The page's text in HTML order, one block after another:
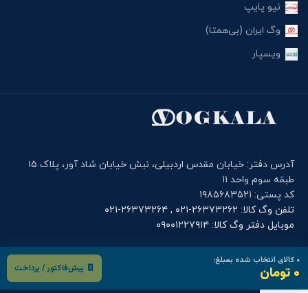
۰ کالای انتخاب شده بمبلغ:
۰ تومان 🧾 پیش‌فاکتور / پرداخت
نیو پایپ
وگ ایران (بی‌همتا)
ویسپار
آدرس دفتر: خیابان مقدس اردبیلی، نبش خیابان شاد آور، پلاک ۱۵
طبقه سوم واحد ۱۱
کد پستی: ۱۹۸۵۶۸۳۵۲۱
تلفن وگ کالا: ۲۶۳۷۳۲۶۲-۰۲۱ , ۲۶۳۷۳۲۶۴-۰۲۱
موبایل دفتر وگ کالا: ۰۹۰۰۱۲۲۷۹۱۴
فرم های کاربری
درخواست خرید